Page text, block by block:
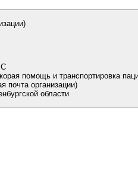
помощь и транспортировка
почта организации)
области